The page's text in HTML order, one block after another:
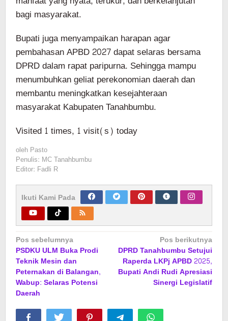
bagi masyarakat.
Bupati juga menyampaikan harapan agar
pembahasan APBD 2027 dapat selaras bersama
DPRD dalam rapat paripurna. Sehingga mampu
menumbuhkan geliat perekonomian daerah dan
membantu meningkatkan kesejahteraan
masyarakat Kabupaten Tanahbumbu.
Visited 1 times, 1 visit(s) today
oleh Pasto
Penulis: MC Tanahbumbu
Editor: Fadli R
Ikuti Kami Pada
Navigasi
pos
Pos sebelumnya
PSDKU ULM Buka Prodi
Teknik Mesin dan
Peternakan di Balangan,
Wabup: Selaras Potensi
Daerah
Pos berikutnya
DPRD Tanahbumbu Setujui
Raperda LKPj APBD 2025,
Bupati Andi Rudi Apresiasi
Sinergi Legislatif